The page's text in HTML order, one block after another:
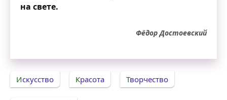
на свете.
Фёдор Достоевский
Искусство Красота Творчество